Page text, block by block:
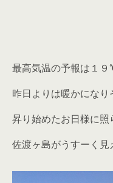
最高気温の予報は１９
昨日よりは暖かになり
昇り始めたお日様に照
佐渡ヶ島がうすーく見